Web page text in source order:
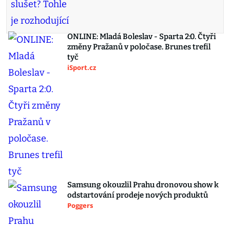
ONLINE: Mladá Boleslav - Sparta 2:0. Čtyři
změny Pražanů v poločase. Brunes trefil
tyč
iSport.cz
Samsung okouzlil Prahu dronovou show k
odstartování prodeje nových produktů
Poggers